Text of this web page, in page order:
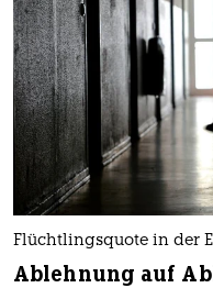
Flüchtlingsquote in der
Ablehnung auf